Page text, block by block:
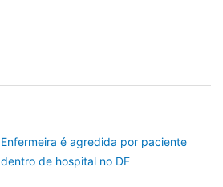
Enfermeira é agredida por paciente
dentro de hospital no DF